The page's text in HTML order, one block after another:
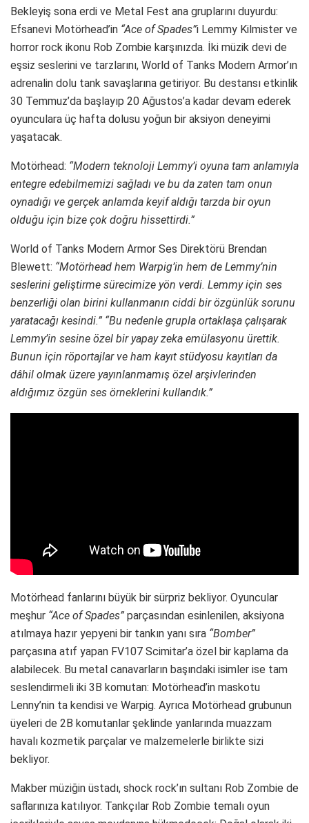
Bekleyiş sona erdi ve Metal Fest ana gruplarını duyurdu:
Efsanevi Motörhead’in “Ace of Spades”i Lemmy Kilmister ve
horror rock ikonu Rob Zombie karşınızda. İki müzik devi de
eşsiz seslerini ve tarzlarını, World of Tanks Modern Armor’ın
adrenalin dolu tank savaşlarına getiriyor. Bu destansı etkinlik
30 Temmuz’da başlayıp 20 Ağustos’a kadar devam ederek
oyunculara üç hafta dolusu yoğun bir aksiyon deneyimi
yaşatacak.
Motörhead: “Modern teknoloji Lemmy’i oyuna tam anlamıyla
entegre edebilmemizi sağladı ve bu da zaten tam onun
oynadığı ve gerçek anlamda keyif aldığı tarzda bir oyun
olduğu için bize çok doğru hissettirdi.”
World of Tanks Modern Armor Ses Direktörü Brendan
Blewett: “Motörhead hem Warpig’in hem de Lemmy’nin
seslerini geliştirme sürecimize yön verdi. Lemmy için ses
benzerliği olan birini kullanmanın ciddi bir özgünlük sorunu
yaratacağı kesindi.” “Bu nedenle grupla ortaklaşa çalışarak
Lemmy’in sesine özel bir yapay zeka emülasyonu ürettik.
Bunun için röportajlar ve ham kayıt stüdyosu kayıtları da
dâhil olmak üzere yayınlanmamış özel arşivlerinden
aldığımız özgün ses örneklerini kullandık.”
Motörhead fanlarını büyük bir sürpriz bekliyor. Oyuncular
meşhur “Ace of Spades” parçasından esinlenilen, aksiyona
atılmaya hazır yepyeni bir tankın yanı sıra “Bomber”
parçasına atıf yapan FV107 Scimitar’a özel bir kaplama da
alabilecek. Bu metal canavarların başındaki isimler ise tam
seslendirmeli iki 3B komutan: Motörhead’in maskotu
Lenny’nin ta kendisi ve Warpig. Ayrıca Motörhead grubunun
üyeleri de 2B komutanlar şeklinde yanlarında muazzam
havalı kozmetik parçalar ve malzemelerle birlikte sizi
bekliyor.
Makber müziğin üstadı, shock rock’ın sultanı Rob Zombie de
saflarınıza katılıyor. Tankçılar Rob Zombie temalı oyun